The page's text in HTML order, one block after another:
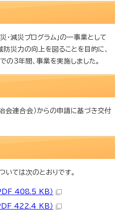
・減災プログラム」の一事業として
災力の向上を図ることを目的に、
3年間、事業を実施しました。
会連合会）からの申請に基づき交付
ては次のとおりです。
408.5 KB）
422.4 KB）